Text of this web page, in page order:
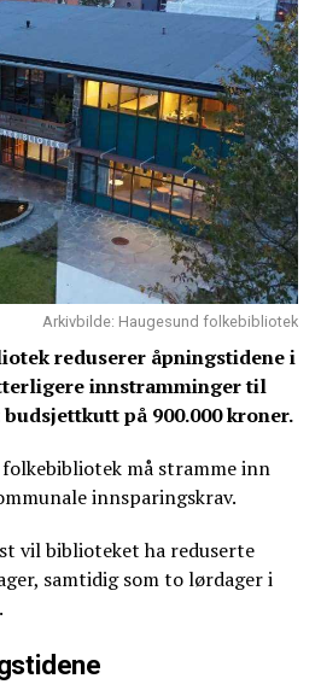
Arkivbilde: Haugesund folkebibliotek
reduserer åpningstidene i
innstramminger til
på 900.000 kroner.
må stramme inn
innsparingskrav.
vil biblioteket ha reduserte
samtidig som to lørdager i